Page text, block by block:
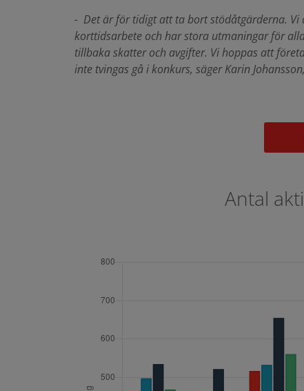
- Det är för tidigt att ta bort stödåtgärderna. Vi
korttidsarbete och har stora utmaningar för
tillbaka skatter och avgifter. Vi hoppas att
inte tvingas gå i konkurs, säger Karin
Antal